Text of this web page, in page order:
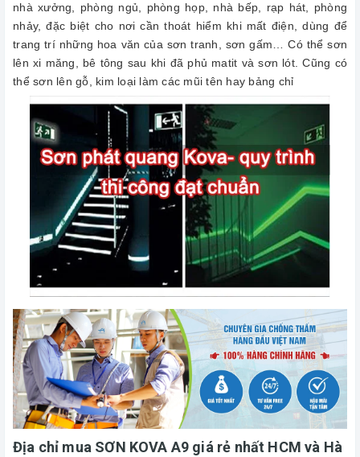
nhà xưởng, phòng ngủ, phòng họp, nhà bếp, rạp hát, phòng
nhảy, đặc biệt cho nơi cần thoát hiểm khi mất điện, dùng để
trang trí những hoa văn của sơn tranh, sơn gấm… Có thể sơn
lên xi măng, bê tông sau khi đã phủ matit và sơn lót. Cũng có
thể sơn lên gỗ, kim loại làm các mũi tên hay bảng chỉ
Địa chỉ mua SƠN KOVA A9 giá rẻ nhất HCM và Hà